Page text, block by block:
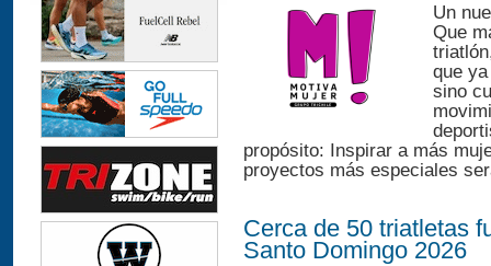
Un
Que
que
sino
propósito: Inspirar a más
proyectos más especiales
Cerca de 50 triatletas
Santo Domingo 2026